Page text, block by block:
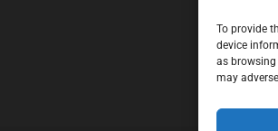
To provide
device
as
may